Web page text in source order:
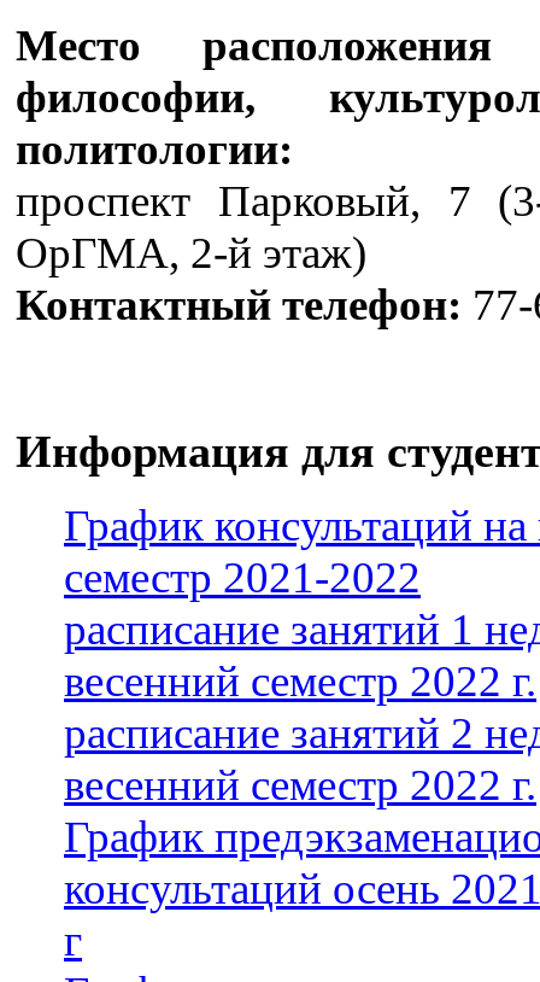
Место расположения
философии,
политологии:
проспект Парковый, 7
ОрГМА, 2-й этаж)
Контактный телефон:
Информация для
График консультаций
семестр 2021-2022
расписание занятий 1
весенний семестр 2022 г.
расписание занятий 2
весенний семестр 2022 г.
График
консультаций осень
г